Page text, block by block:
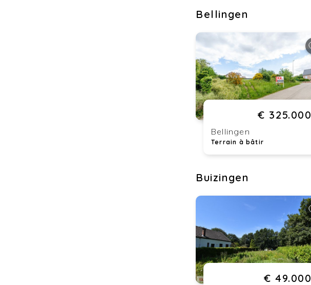
Bellingen
€ 325.000
Bellingen
Terrain à bâtir
Buizingen
€ 49.000